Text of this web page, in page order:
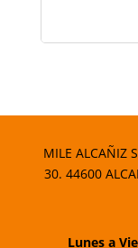
MILE
30. 44600
Lunes a